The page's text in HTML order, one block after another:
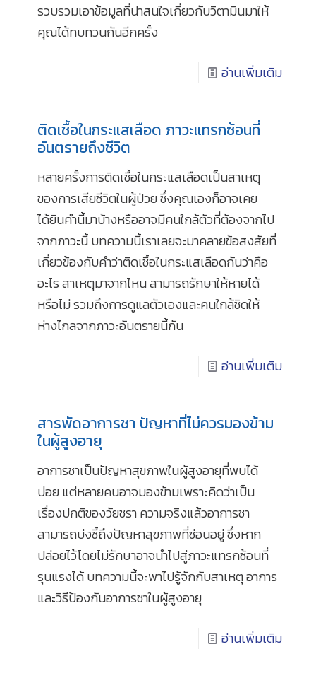
รวบรวมเอาข้อมูลที่น่าสนใจเกี่ยวกับวิตามินมาให้
คุณได้ทบทวนกันอีกครั้ง
อ่านเพิ่มเติม
ติดเชื้อในกระแสเลือด ภาวะแทรกซ้อนที่
อันตรายถึงชีวิต
หลายครั้งการติดเชื้อในกระแสเลือดเป็นสาเหตุ
ของการเสียชีวิตในผู้ป่วย ซึ่งคุณเองก็อาจเคย
ได้ยินคำนี้มาบ้างหรืออาจมีคนใกล้ตัวที่ต้องจากไป
จากภาวะนี้ บทความนี้เราเลยจะมาคลายข้อสงสัยที่
เกี่ยวข้องกับคำว่าติดเชื้อในกระแสเลือดกันว่าคือ
อะไร สาเหตุมาจากไหน สามารถรักษาให้หายได้
หรือไม่ รวมถึงการดูแลตัวเองและคนใกล้ชิดให้
ห่างไกลจากภาวะอันตรายนี้กัน
อ่านเพิ่มเติม
สารพัดอาการชา ปัญหาที่ไม่ควรมองข้าม
ในผู้สูงอายุ
อาการชาเป็นปัญหาสุขภาพในผู้สูงอายุที่พบได้
บ่อย แต่หลายคนอาจมองข้ามเพราะคิดว่าเป็น
เรื่องปกติของวัยชรา ความจริงแล้วอาการชา
สามารถบ่งชี้ถึงปัญหาสุขภาพที่ซ่อนอยู่ ซึ่งหาก
ปล่อยไว้โดยไม่รักษาอาจนำไปสู่ภาวะแทรกซ้อนที่
รุนแรงได้ บทความนี้จะพาไปรู้จักกับสาเหตุ อาการ
และวิธีป้องกันอาการชาในผู้สูงอายุ
อ่านเพิ่มเติม